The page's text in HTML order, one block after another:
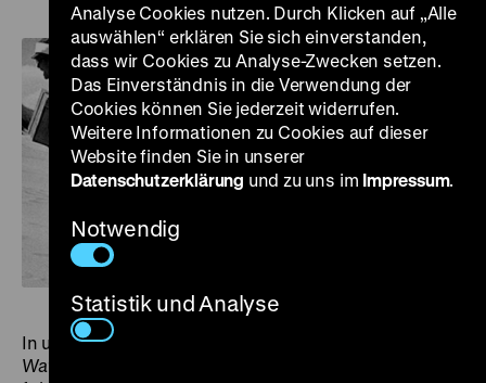
In unregelmäßiger Folge erzählt die Reihe
Waffen
Analyse Cookies nutzen. Durch Klicken auf „Alle
auswählen“ erklären Sie sich einverstanden,
dass wir Cookies zu Analyse-Zwecken setzen.
Das Einverständnis in die Verwendung der
Cookies können Sie jederzeit widerrufen.
Weitere Informationen zu Cookies auf dieser
Website finden Sie in unserer
Datenschutzerklärung und zu uns im Impressum.
Notwendig
Statistik und Analyse